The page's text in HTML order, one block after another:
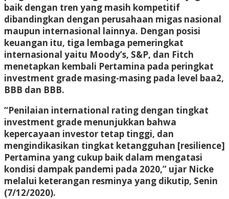
baik dengan tren yang masih kompetitif
dibandingkan dengan perusahaan migas nasional
maupun internasional lainnya. Dengan posisi
keuangan itu, tiga lembaga pemeringkat
internasional yaitu Moody’s, S&P, dan Fitch
menetapkan kembali Pertamina pada peringkat
investment grade masing-masing pada level baa2,
BBB dan BBB.
“Penilaian international rating dengan tingkat
investment grade menunjukkan bahwa
kepercayaan investor tetap tinggi, dan
mengindikasikan tingkat ketangguhan [resilience]
Pertamina yang cukup baik dalam mengatasi
kondisi dampak pandemi pada 2020,” ujar Nicke
melalui keterangan resminya yang dikutip, Senin
(7/12/2020).